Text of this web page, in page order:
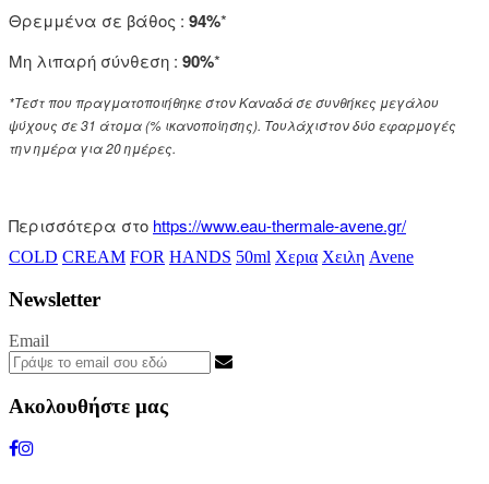
Θρεμμένα σε βάθος : 94%*
Μη λιπαρή σύνθεση : 90%*
*Τεστ που πραγματοποιήθηκε στον Καναδά σε συνθήκες μεγάλου
ψύχους σε 31 άτομα (% ικανοποίησης). Τουλάχιστον δύο εφαρμογές
την ημέρα για 20 ημέρες.
Περισσότερα στο https://www.eau-thermale-avene.gr/
COLD CREAM FOR HANDS 50ml Χερια Χειλη Avene
Newsletter
Email
Ακολουθήστε μας